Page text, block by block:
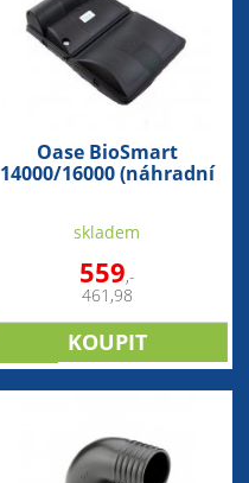
Oase BioSmart
14000/16000 (náhradní
skladem
559,-
461,98